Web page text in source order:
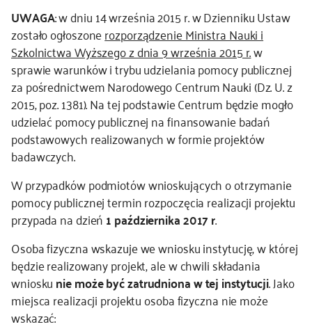
UWAGA: w dniu 14 września 2015 r. w Dzienniku Ustaw
zostało ogłoszonerozporządzenie Ministra Nauki i
Szkolnictwa Wyższego z dnia 9 września 2015 r.w
sprawie warunków i trybu udzielania pomocy publicznej
za pośrednictwem Narodowego Centrum Nauki (Dz. U. z
2015, poz. 1381). Na tej podstawie Centrum będzie mogło
udzielać pomocy publicznej na finansowanie badań
podstawowych realizowanych w formie projektów
badawczych.
W przypadków podmiotów wnioskujących o otrzymanie
pomocy publicznej termin rozpoczęcia realizacji projektu
przypada na dzień1 października 2017 r.
Osoba fizyczna wskazuje we wniosku instytucję, w której
będzie realizowany projekt, ale w chwili składania
wnioskunie może być zatrudniona w tej instytucji. Jako
miejsca realizacji projektu osoba fizyczna nie może
wskazać: